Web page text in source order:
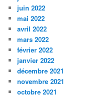
juin 2022
mai 2022
avril 2022
mars 2022
février 2022
janvier 2022
décembre 2021
novembre 2021
octobre 2021